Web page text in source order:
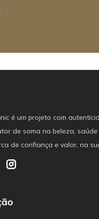
é um projeto com
de soma na beleza,
de confiança e valor, na